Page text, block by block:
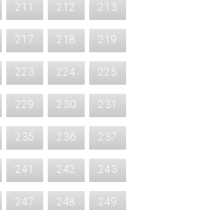
211 212 213
217 218 219
223 224 225
229 230 231
235 236 237
241 242 243
247 248 249